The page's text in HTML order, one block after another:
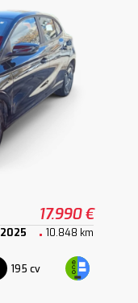
17.990 €
2025 10.848 km
195 cv